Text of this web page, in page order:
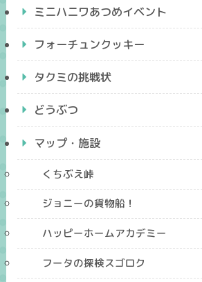
ミニハニワあつめイベント
フォーチュンクッキー
タクミの挑戦状
どうぶつ
マップ・施設
くちぶえ峠
ジョニーの貨物船！
ハッピーホームアカデミー
フータの探検スゴロク